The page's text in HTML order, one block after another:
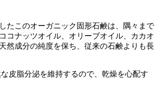
たこのオーガニック固形石鹸は、隅々まで
コナッツオイル、オリーブオイル、カカオ
然成分の純度を保ち、従来の石鹸よりも長
皮脂分泌を維持するので、乾燥を心配す